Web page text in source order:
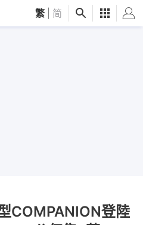
繁 简
COMPANION登陸